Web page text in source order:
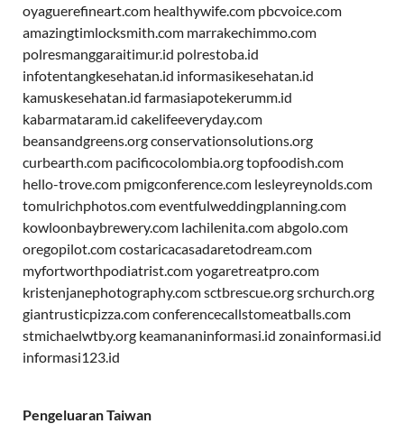
oyaguerefineart.com healthywife.com pbcvoice.com
amazingtimlocksmith.com marrakechimmo.com
polresmanggaraitimur.id polrestoba.id
infotentangkesehatan.id informasikesehatan.id
kamuskesehatan.id farmasiapotekerumm.id
kabarmataram.id cakelifeeveryday.com
beansandgreens.orgconservationsolutions.org
curbearth.com pacificocolombia.orgtopfoodish.com
hello-trove.com pmigconference.com lesleyreynolds.com
tomulrichphotos.comeventfulweddingplanning.com
kowloonbaybrewery.com lachilenita.comabgolo.com
oregopilot.comcostaricacasadaretodream.com
myfortworthpodiatrist.comyogaretreatpro.com
kristenjanephotography.comsctbrescue.orgsrchurch.org
giantrusticpizza.comconferencecallstomeatballs.com
stmichaelwtby.org keamananinformasi.id zonainformasi.id
informasi123.id
Pengeluaran Taiwan